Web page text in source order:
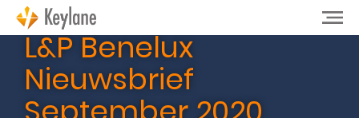
L&P Benelux
Nieuwsbrief